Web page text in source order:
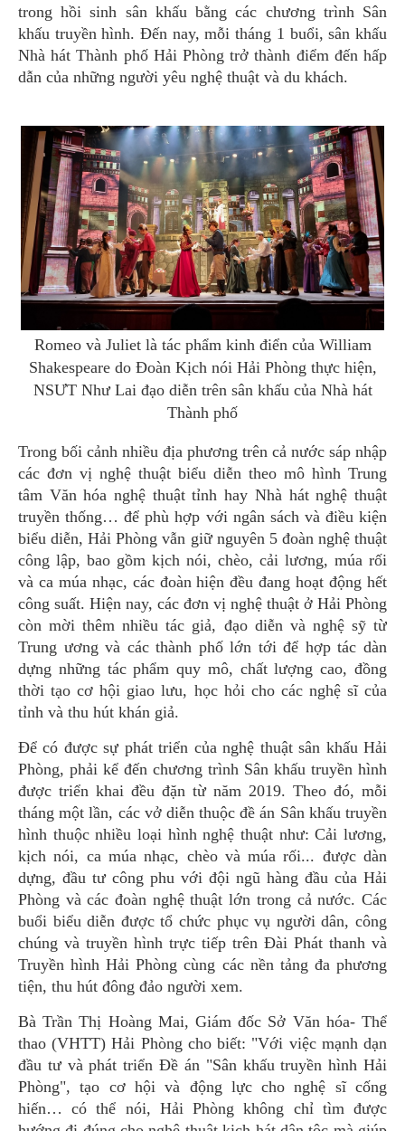
trong hồi sinh sân khấu bằng các chương trình Sân
khấu truyền hình. Đến nay, mỗi tháng 1 buổi, sân khấu
Nhà hát Thành phố Hải Phòng trở thành điểm đến hấp
dẫn của những người yêu nghệ thuật và du khách.
Romeo và Juliet là tác phẩm kinh điển của William
Shakespeare do Đoàn Kịch nói Hải Phòng thực hiện,
NSƯT Như Lai đạo diễn trên sân khấu của Nhà hát
Thành phố
Trong bối cảnh nhiều địa phương trên cả nước sáp nhập
các đơn vị nghệ thuật biểu diễn theo mô hình Trung
tâm Văn hóa nghệ thuật tỉnh hay Nhà hát nghệ thuật
truyền thống… để phù hợp với ngân sách và điều kiện
biểu diễn, Hải Phòng vẫn giữ nguyên 5 đoàn nghệ thuật
công lập, bao gồm kịch nói, chèo, cải lương, múa rối
và ca múa nhạc, các đoàn hiện đều đang hoạt động hết
công suất. Hiện nay, các đơn vị nghệ thuật ở Hải Phòng
còn mời thêm nhiều tác giả, đạo diễn và nghệ sỹ từ
Trung ương và các thành phố lớn tới để hợp tác dàn
dựng những tác phẩm quy mô, chất lượng cao, đồng
thời tạo cơ hội giao lưu, học hỏi cho các nghệ sĩ của
tỉnh và thu hút khán giả.
Để có được sự phát triển của nghệ thuật sân khấu Hải
Phòng, phải kể đến chương trình Sân khấu truyền hình
được triển khai đều đặn từ năm 2019. Theo đó, mỗi
tháng một lần, các vở diễn thuộc đề án Sân khấu truyền
hình thuộc nhiều loại hình nghệ thuật như: Cải lương,
kịch nói, ca múa nhạc, chèo và múa rối... được dàn
dựng, đầu tư công phu với đội ngũ hàng đầu của Hải
Phòng và các đoàn nghệ thuật lớn trong cả nước. Các
buổi biểu diễn được tổ chức phục vụ người dân, công
chúng và truyền hình trực tiếp trên Đài Phát thanh và
Truyền hình Hải Phòng cùng các nền tảng đa phương
tiện, thu hút đông đảo người xem.
Bà Trần Thị Hoàng Mai, Giám đốc Sở Văn hóa- Thể
thao (VHTT) Hải Phòng cho biết: "Với việc mạnh dạn
đầu tư và phát triển Đề án "Sân khấu truyền hình Hải
Phòng", tạo cơ hội và động lực cho nghệ sĩ cống
hiến… có thể nói, Hải Phòng không chỉ tìm được